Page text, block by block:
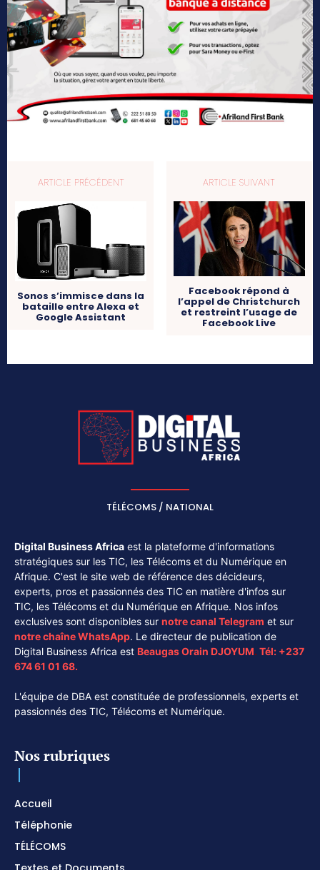
ARTICLE PRÉCÉDENT
Sonos s’immisce dans la
bataille entre Alexa et
Google Assistant
ARTICLE SUIVANT
Facebook répond à
l’appel de Christchurch
et restreint l’usage de
Facebook Live
TÉLÉCOMS / NATIONAL
Digital Business Africa est la plateforme d'informations
stratégiques sur les TIC, les Télécoms et du Numérique en
Afrique. C'est le site web de référence des décideurs,
experts, pros et passionnés des TIC en matière d'infos sur
TIC, les Télécoms et du Numérique en Afrique. Nos infos
exclusives sont disponibles sur notre canal Telegram et sur
notre chaîneWhatsApp. Le directeur de publication de
Digital Business Africa est Beaugas Orain DJOYUM. Tél: +237
674 61 01 68.
L'équipe de DBA est constituée de professionnels, experts et
passionnés des TIC, Télécoms et Numérique.
Nos rubriques
Accueil
Téléphonie
TÉLÉCOMS